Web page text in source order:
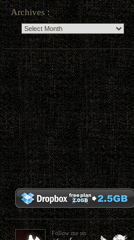
Archives :
Follow me on